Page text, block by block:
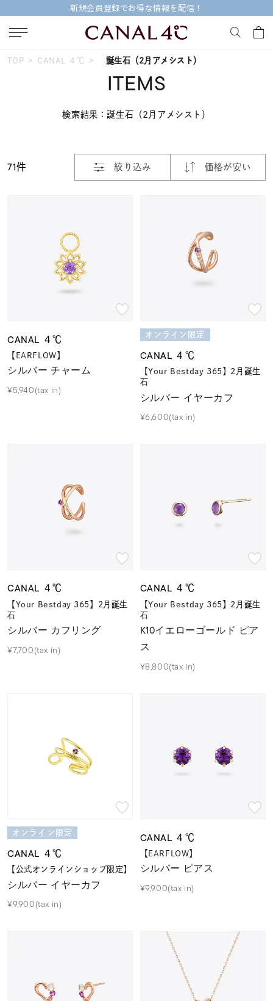
新規会員登録でお得な情報を配信！
キーワードで検索する
人気検索キーワード
#刻印可 #メンズ ネックレス
すべてのジュエリー
カラー
誕生石 2月の誕生石
ファッションテイス
コレクション
レディース
リングサイズ
TOP CANAL ４℃ 誕生石（2月アメシスト）
ITEMS
検索結果：誕生石（2月アメシスト）
71件 絞り込み 価格が安い
おすすめ順
新着順
CANAL ４℃
【EARFLOW】
シルバー チャーム
¥5,940(tax in)
オンライン限定
CANAL ４℃
【Your Bestday 365】2月誕生
石
シルバー イヤーカフ
¥6,600(tax in)
CANAL ４℃
【Your Bestday 365】2月誕生
石
シルバー カフリング
¥7,700(tax in)
CANAL ４℃
【Your Bestday 365】2月誕生
石
K10イエローゴールド ピア
ス
¥8,800(tax in)
オンライン限定
CANAL ４℃
【公式オンラインショップ限定】
シルバー イヤーカフ
¥9,900(tax in)
CANAL ４℃
【EARFLOW】
シルバー ピアス
¥9,900(tax in)